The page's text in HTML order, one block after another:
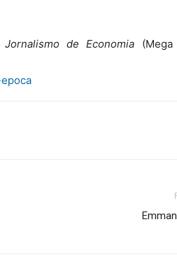
de Economia (Mega